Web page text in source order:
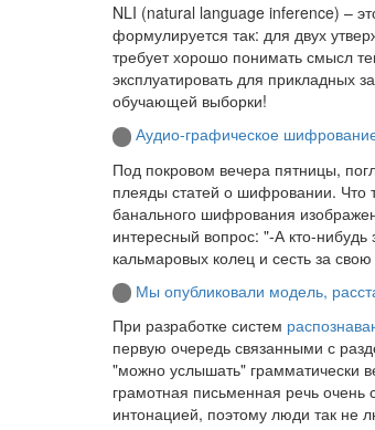
NLI (natural language inference) –
формулируется так: для двух
требует хорошо понимать смысл
эксплуатировать для прикладных
обучающей выборки!
Аудио-графическое шифрование
Под покровом вечера пятницы,
плеяды статей о шифровании. Что
банального шифрования
интересный вопрос: "-А кто-нибудь
кальмаровых колец и сесть за
Мы опубликовали модель,
При разработке систем
первую очередь связанными с
"можно услышать" грамматически
грамотная письменная речь очень
интонацией, поэтому люди так не